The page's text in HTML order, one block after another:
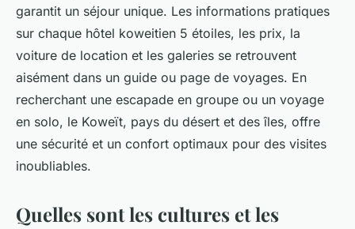
garantit un séjour unique. Les informations pratiques
sur chaque hôtel koweitien 5 étoiles, les prix, la
voiture de location et les galeries se retrouvent
aisément dans un guide ou page de voyages. En
recherchant une escapade en groupe ou un voyage
en solo, le Koweït, pays du désert et des îles, offre
une sécurité et un confort optimaux pour des visites
inoubliables.
Quelles sont les cultures et les